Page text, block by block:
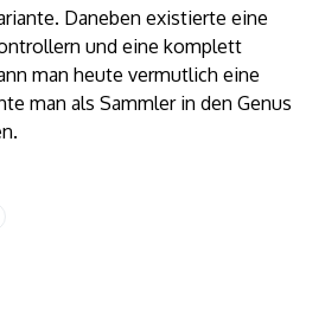
Daneben existierte eine
und eine komplett
man heute vermutlich eine
man als Sammler in den Genus